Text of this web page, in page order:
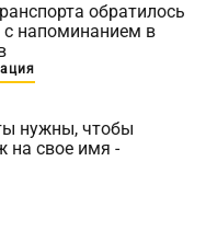
обратилось
с напоминанием в
нужны, чтобы
на свое имя -